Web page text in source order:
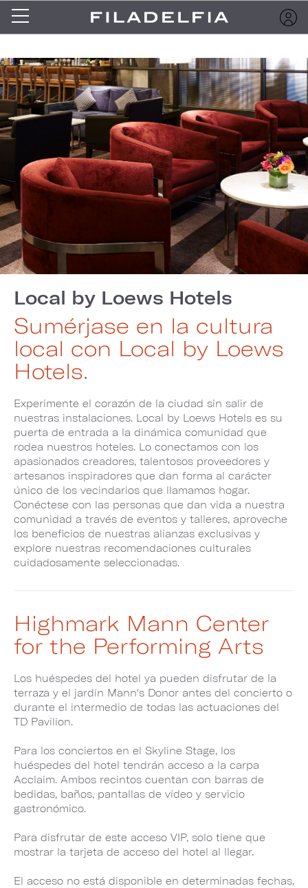
Local by Loews Hotels
Sumérjase en la cultura
local con Local by Loews
Hotels.
Experimente el corazón de la ciudad sin salir de
nuestras instalaciones. Local by Loews Hotels es su
puerta de entrada a la dinámica comunidad que
rodea nuestros hoteles. Lo conectamos con los
apasionados creadores, talentosos proveedores y
artesanos inspiradores que dan forma al carácter
único de los vecindarios que llamamos hogar.
Conéctese con las personas que dan vida a nuestra
comunidad a través de eventos y talleres, aproveche
los beneficios de nuestras alianzas exclusivas y
explore nuestras recomendaciones culturales
cuidadosamente seleccionadas.
Highmark Mann Center
for the Performing Arts
Los huéspedes del hotel ya pueden disfrutar de la
terraza y el jardín Mann's Donor antes del concierto o
durante el intermedio de todas las actuaciones del
TD Pavilion.
Para los conciertos en el Skyline Stage, los
huéspedes del hotel tendrán acceso a la carpa
Acclaim. Ambos recintos cuentan con barras de
bedidas, baños, pantallas de vídeo y servicio
gastronómico.
Para disfrutar de este acceso VIP, solo tiene que
mostrar la tarjeta de acceso del hotel al llegar.
El acceso no está disponible en determinadas fechas,